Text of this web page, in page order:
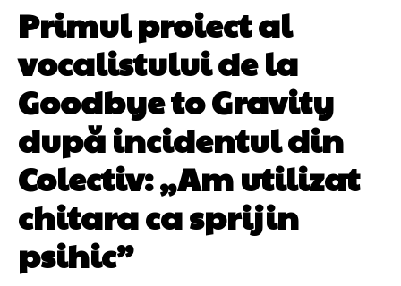
Primul proiect al
vocalistului de la
Goodbye to Gravity
după incidentul din
Colectiv: „Am utilizat
chitara ca sprijin
psihic”